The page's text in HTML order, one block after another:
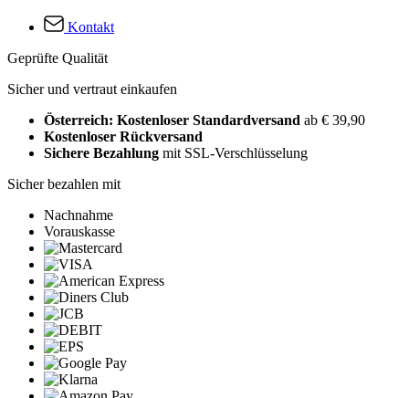
Kontakt
Geprüfte Qualität
Sicher und vertraut einkaufen
Österreich: Kostenloser Standardversand ab € 39,90
Kostenloser Rückversand
Sichere Bezahlung mit SSL-Verschlüsselung
Sicher bezahlen mit
Nachnahme
Vorauskasse